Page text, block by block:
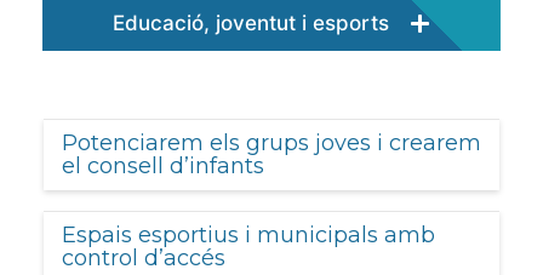
Educació, joventut i esports
Potenciarem els grups joves i crearem
el consell d’infants
Espais esportius i municipals amb
control d’accés